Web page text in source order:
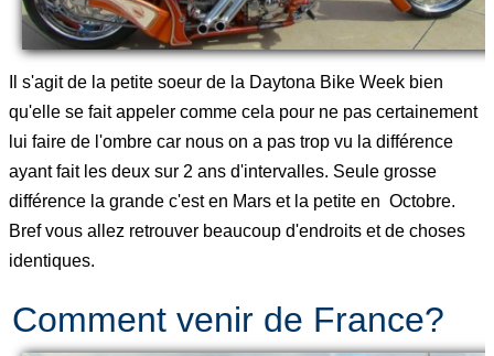
Il s'agit de la petite soeur de la Daytona Bike Week bien
qu'elle se fait appeler comme cela pour ne pas certainement
lui faire de l'ombre car nous on a pas trop vu la différence
ayant fait les deux sur 2 ans d'intervalles. Seule grosse
différence la grande c'est en Mars et la petite en Octobre.
Bref vous allez retrouver beaucoup d'endroits et de choses
identiques.
Comment venir de France?